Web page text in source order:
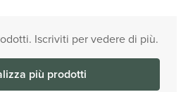
Iscriviti per vedere di più.
più prodotti